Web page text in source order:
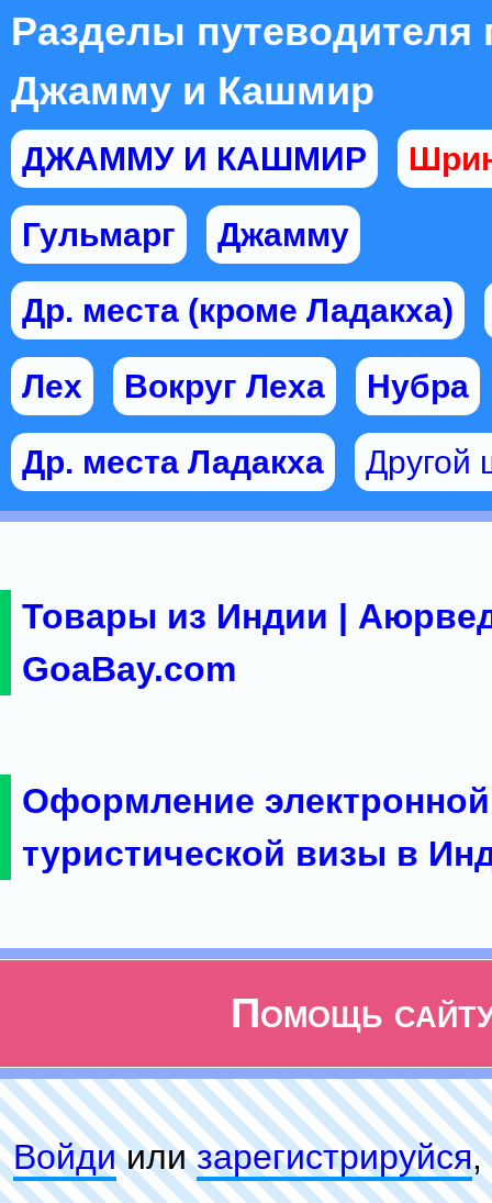
Разделы путеводителя
Джамму и Кашмир
ДЖАММУ И КАШМИР
Гульмарг Джамму
Др. места (кроме Ладакха)
Лех Вокруг Леха Нубра
Др. места Ладакха Другой
Товары из Индии |
GoaBay.com
Оформление электронной
туристической визы в
Помощь
Войдиилизарeгиcтpируйся,